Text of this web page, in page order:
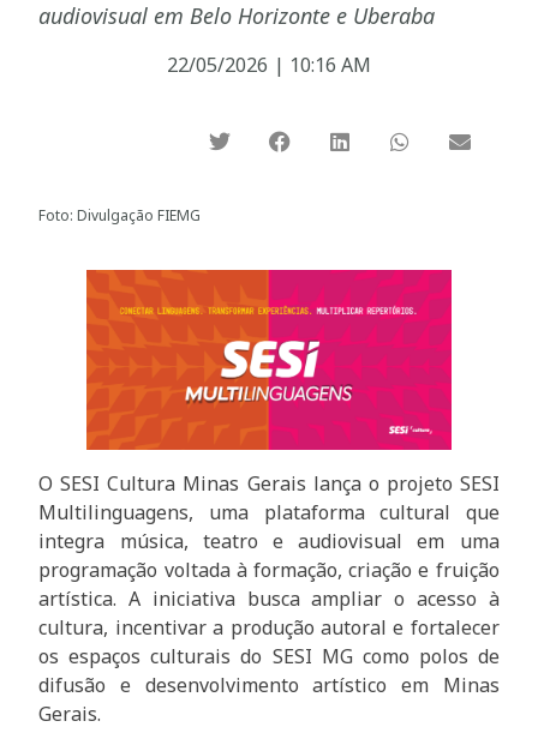
audiovisual em Belo Horizonte e Uberaba
22/05/2026 | 10:16 AM
Foto: Divulgação FIEMG
O SESI Cultura Minas Gerais lança o projeto SESI
Multilinguagens, uma plataforma cultural que
integra música, teatro e audiovisual em uma
programação voltada à formação, criação e fruição
artística. A iniciativa busca ampliar o acesso à
cultura, incentivar a produção autoral e fortalecer
os espaços culturais do SESI MG como polos de
difusão e desenvolvimento artístico em Minas
Gerais.